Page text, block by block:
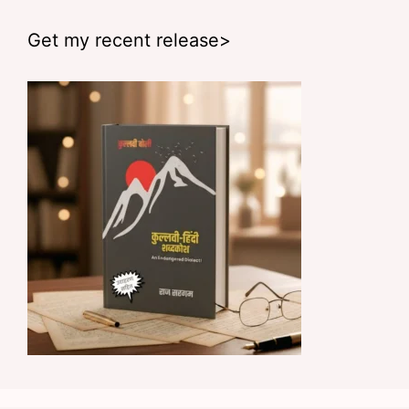
Get my recent release>